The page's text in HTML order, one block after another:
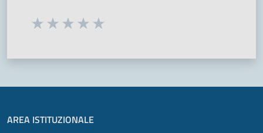
Seleziona una valutazione da 1 a 5 stelle
AREA ISTITUZIONALE